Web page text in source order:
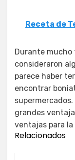
Receta de
Durante mucho
consideraron
parece haber
encontrar
grandes
ventajas para la
Relacionados